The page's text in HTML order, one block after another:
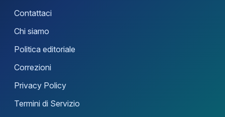
Contattaci
Chi siamo
Politica editoriale
Correzioni
Privacy Policy
Termini di Servizio